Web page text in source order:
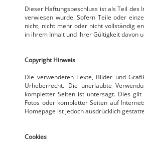
Dieser Haftungsbeschluss ist als Teil des
verwiesen wurde. Sofern Teile oder
nicht, nicht mehr oder nicht vollständig
in ihrem Inhalt und ihrer Gültigkeit davon
Copyright Hinweis
Die verwendeten Texte, Bilder und
Urheberrecht. Die unerlaubte
kompletter Seiten ist untersagt. Dies
Fotos oder kompletter Seiten auf
Homepage ist jedoch ausdrücklich
Cookies